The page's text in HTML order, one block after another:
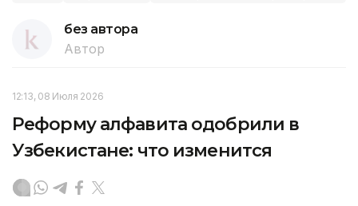
без автора
Автор
12:13, 08 Июля 2026
Реформу алфавита одобрили в
Узбекистане: что изменится